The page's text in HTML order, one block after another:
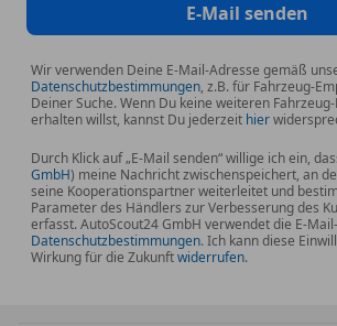
E-Mail senden
Wir verwenden Deine E-Mail-Adresse gemäß
Datenschutzbestimmungen, z.B. für Fahrzeug-
Deiner Suche. Wenn Du keine weiteren
erhalten willst, kannst Du jederzeit hier
Durch Klick auf „E-Mail senden“ willige ich ein,
GmbH) meine Nachricht zwischenspeichert, an
seine Kooperationspartner weiterleitet und
Parameter des Händlers zur Verbesserung des
erfasst. AutoScout24 GmbH verwendet die E-
Datenschutzbestimmungen. Ich kann diese
Wirkung für die Zukunftwiderrufen.